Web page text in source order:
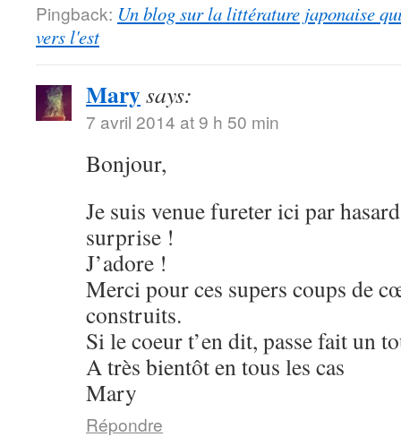
Pingback: Un blog sur la littérature japonaise
vers l'est
Marysays:
7 avril 2014 at 9 h 50 min
Bonjour,
Je suis venue fureter ici par
surprise !
J’adore !
Merci pour ces supers coups de
construits.
Si le coeur t’en dit, passe fait un
A très bientôt en tous les cas
Mary
Répondre